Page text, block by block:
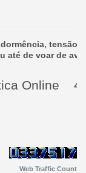
tensão
até de voar de
Online
Web Traffic Count